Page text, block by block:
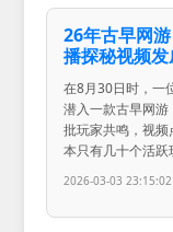
26年古早网
播探秘视频发
在8月30日时，一
潜入一款古早网
批玩家共鸣，视
本只有几十个活跃
2026-03-03 23:15:02